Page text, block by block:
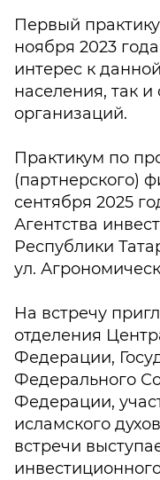
Первый
ноября 2023
интерес к
населения, так
организаций.
Практикум по
(партнерского)
сентября 2025
Агентства
Республики
ул.
На встречу
отделения
Федерации,
Федерального
Федерации,
исламского
встречи